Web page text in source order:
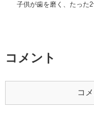
子供が歯を磨く、たった2
コメント
コ